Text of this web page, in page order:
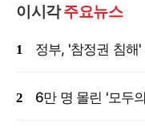
이시각주요뉴스